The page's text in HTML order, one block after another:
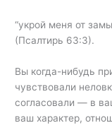
“укрой меня от
(Псалтирь 63:3).
Вы когда-нибудь
чувствовали
согласовали — в
ваш характер,